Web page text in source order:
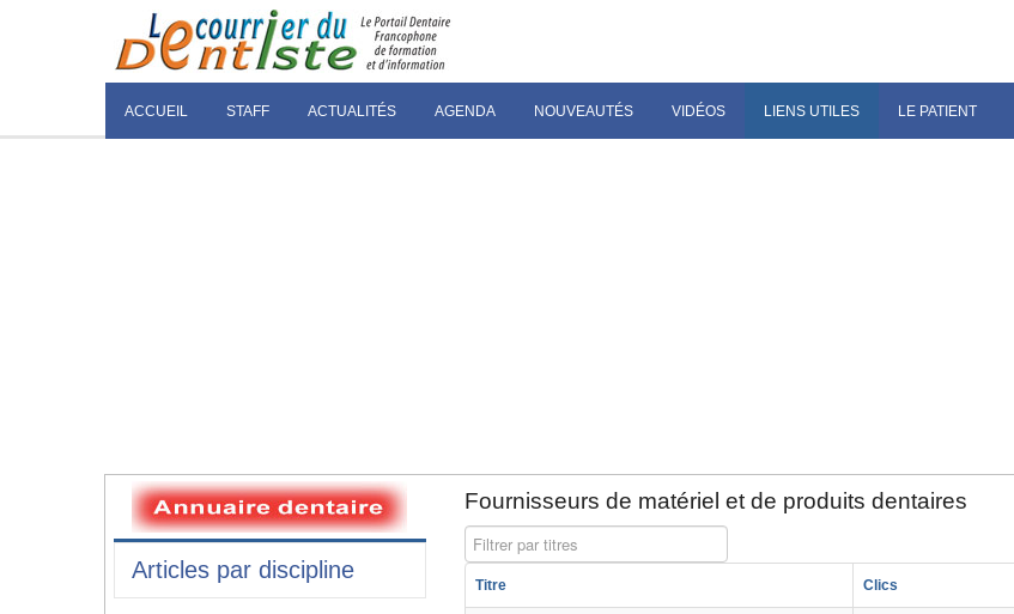
ACCUEIL STAFF ACTUALITÉS AGENDA NOUVEAUTÉS VIDÉOS LIENS UTILES LE PATIENT
Fournisseurs de matériel et de produits dentaires
Filtrer par titres
Titre Clics
Articles par discipline